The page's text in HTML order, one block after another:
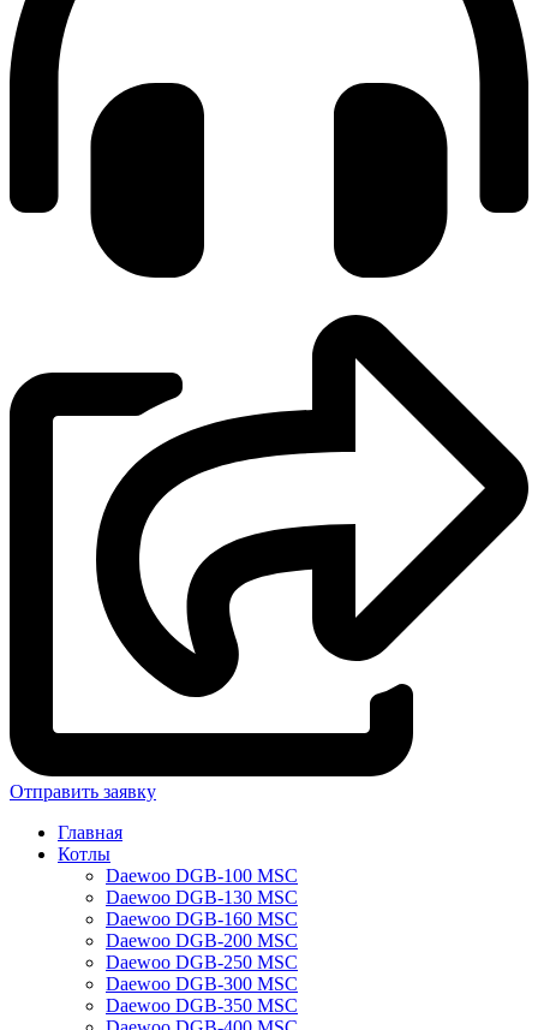
Отправить заявку
Главная
Котлы
Daewoo DGB-100 MSC
Daewoo DGB-130 MSC
Daewoo DGB-160 MSC
Daewoo DGB-200 MSC
Daewoo DGB-250 MSC
Daewoo DGB-300 MSC
Daewoo DGB-350 MSC